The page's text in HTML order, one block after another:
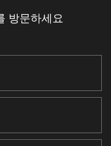
방문하세요